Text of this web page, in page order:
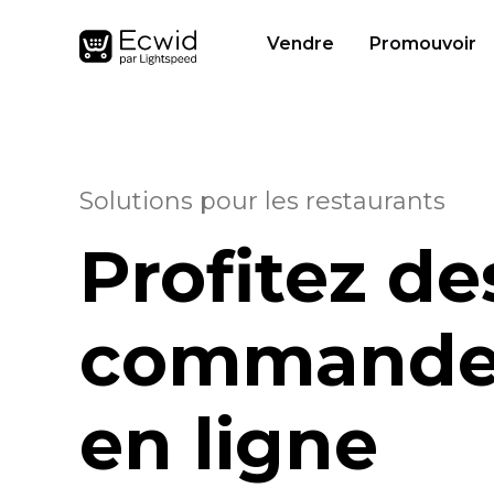
Vendre Promouvoir
Solutions pour les restaurants
Profitez
en ligne